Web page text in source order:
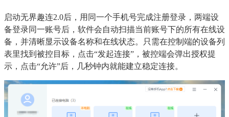
启动无界趣连2.0后，用同一个手机号完成注册登录，两端设
备登录同一账号后，软件会自动扫描当前账号下的所有在线设
备，并清晰显示设备名称和在线状态。只需在控制端的设备列
表里找到被控目标，点击“发起连接”，被控端会弹出授权提
示，点击“允许”后，几秒钟内就能建立稳定连接。